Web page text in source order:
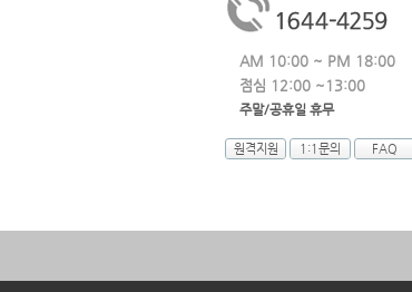
AM 10:00 ~ PM 18:00
점심 12:00 ~13:00
주말/공휴일 휴무
원격지원 1:1문의 FAQ